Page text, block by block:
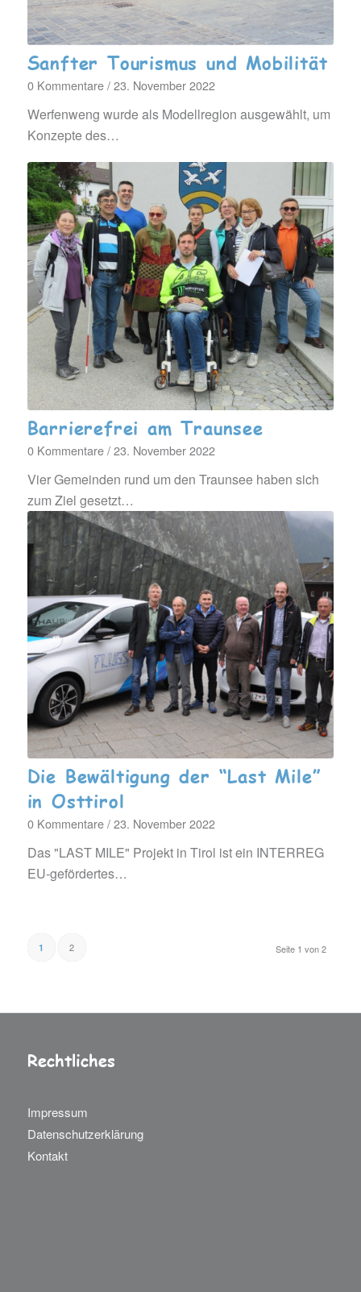
Sanfter Tourismus und Mobilität
0 Kommentare / 23. November 2022
Werfenweng wurde als Modellregion ausgewählt, um
Konzepte des…
Barrierefrei am Traunsee
0 Kommentare / 23. November 2022
Vier Gemeinden rund um den Traunsee haben sich
zum Ziel gesetzt…
Die Bewältigung der “Last Mile”
in Osttirol
0 Kommentare / 23. November 2022
Das "LAST MILE" Projekt in Tirol ist ein INTERREG
EU-gefördertes…
Seite 1 von 2
1 2
Rechtliches
Impressum
Datenschutzerklärung
Kontakt